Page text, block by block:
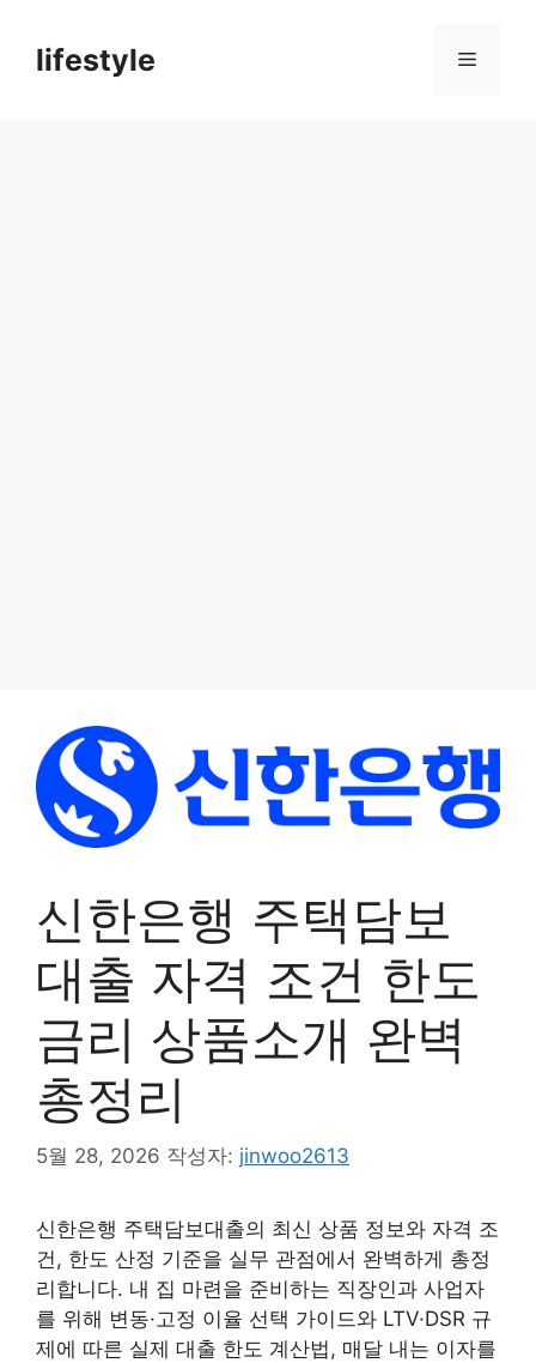
lifestyle 메
신한은행 주택담보
대출 자격 조건 한도
금리 상품소개 완벽
총정리
5월 28, 2026 작성자: jinwoo2613
신한은행 주택담보대출의 최신 상품 정보와 자격 조
건, 한도 산정 기준을 실무 관점에서 완벽하게 총정
리합니다. 내 집 마련을 준비하는 직장인과 사업자
를 위해 변동·고정 이율 선택 가이드와 LTV·DSR 규
제에 따른 실제 대출 한도 계산법, 매달 내는 이자를